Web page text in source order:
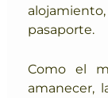
pasaporte.
Como el
amanecer,